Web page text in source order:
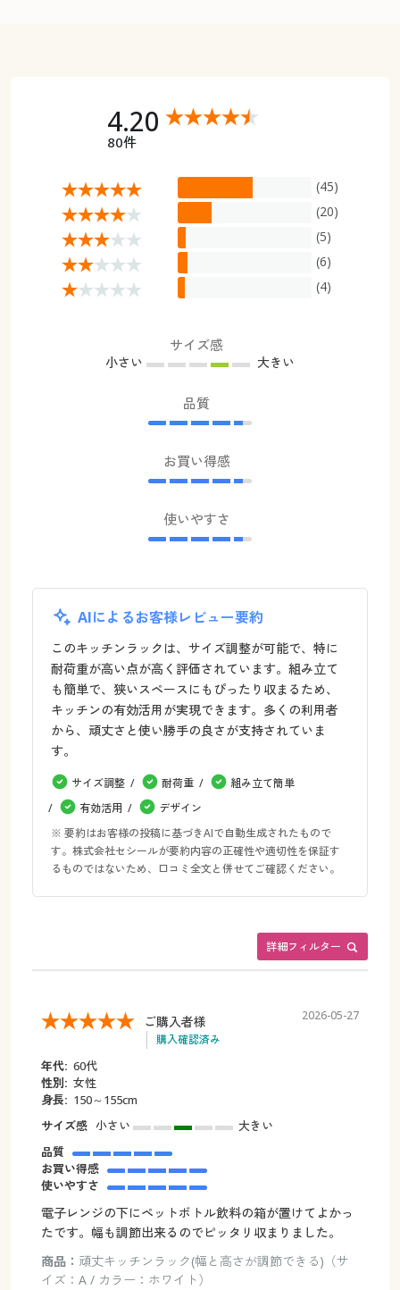
4.20
80件
(45)
(20)
(5)
(6)
(4)
サイズ感
小さい 大きい
品質
お買い得感
使いやすさ
AIによるお客様レビュー要約
このキッチンラックは、サイズ調整が可能で、特に
耐荷重が高い点が高く評価されています。組み立て
も簡単で、狭いスペースにもぴったり収まるため、
キッチンの有効活用が実現できます。多くの利用者
から、頑丈さと使い勝手の良さが支持されていま
す。
サイズ調整 耐荷重
組み立て簡単
有効活用
デザイン
※ 要約はお客様の投稿に基づきAIで自動生成されたもので
す。株式会社セシールが要約内容の正確性や適切性を保証す
るものではないため、口コミ全文と併せてご確認ください。
詳細フィルター
ご購入者様
購入確認済み
2026-05-27
年代: 60代
性別: 女性
身長: 150～155cm
サイズ感 小さい
大きい
品質
お買い得感
使いやすさ
電子レンジの下にペットボトル飲料の箱が置けてよかっ
たです。幅も調節出来るのでピッタリ収まりました。
商品： 頑丈キッチンラック(幅と高さが調節できる)（サ
イズ：A / カラー：ホワイト）